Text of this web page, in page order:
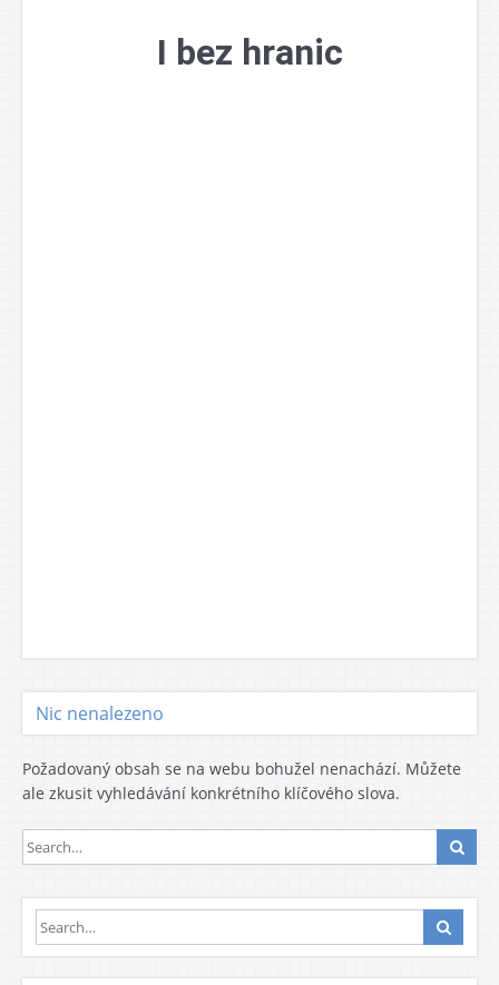
I bez hranic
Nic nenalezeno
Požadovaný obsah se na webu bohužel nenachází. Můžete
ale zkusit vyhledávání konkrétního klíčového slova.